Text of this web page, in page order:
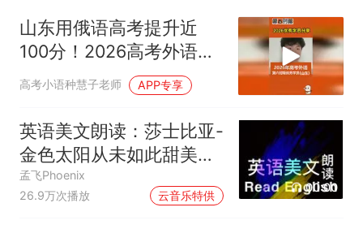
山东用俄语高考提升近
100分！2026高考外语
121分学生有话说！
高考小语种慧子老师 APP专享
英语美文朗读：莎士比亚-
金色太阳从未如此甜美吻
过
孟飞Phoenix
26.9万次播放
云音乐特供
00:00